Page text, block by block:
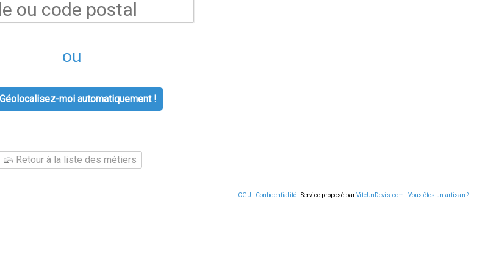
ou
moi automatiquement !
Retour à la liste des métiers
CGU - Confidentialité- Service proposé parViteUnDevis.com -Vous êtes un artisan ?